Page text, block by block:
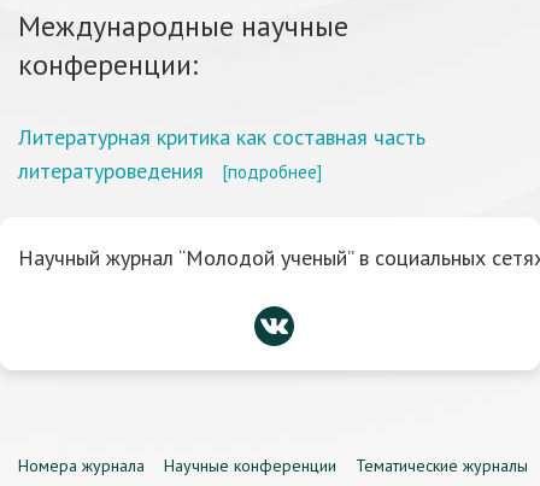
Международные научные
конференции:
Литературная критика как составная часть
литературоведения
[подробнее]
Научный журнал “Молодой ученый” в социальных
Номера журнала Научные конференции
Тематические журналы